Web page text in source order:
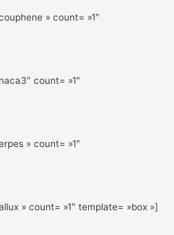
» count= »1″
count= »1″
» count= »1″
» count= »1″ template= »box »]